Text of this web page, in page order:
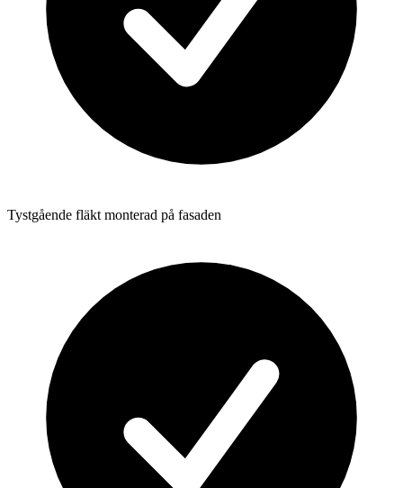
Tystgående fläkt monterad på fasaden